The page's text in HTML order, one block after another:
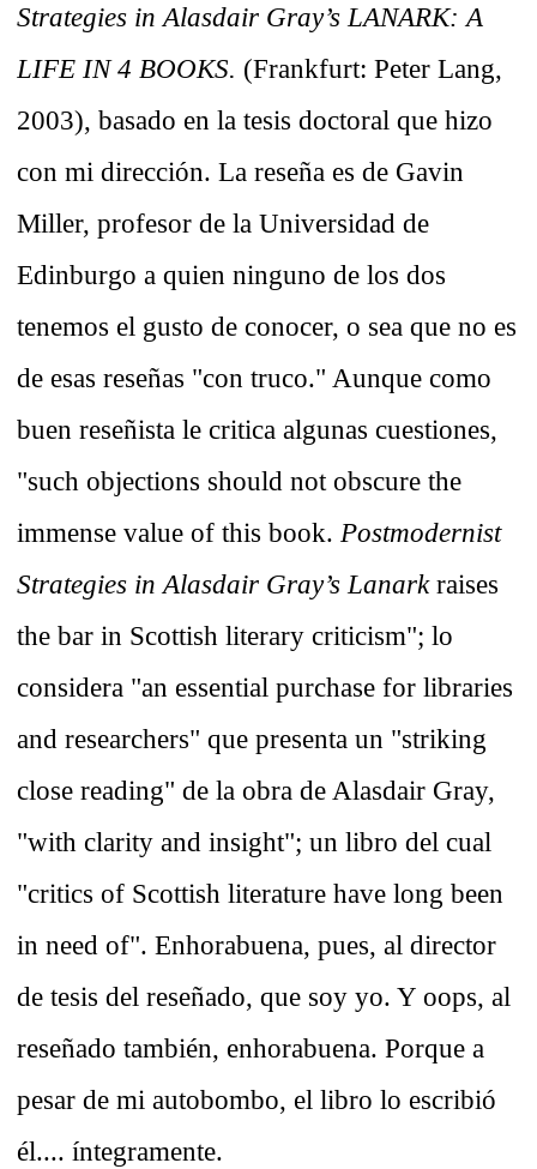
Strategies in Alasdair Gray’s LANARK: A
LIFE IN 4 BOOKS. (Frankfurt: Peter Lang,
2003), basado en la tesis doctoral que hizo
con mi dirección. La reseña es de Gavin
Miller, profesor de la Universidad de
Edinburgo a quien ninguno de los dos
tenemos el gusto de conocer, o sea que no es
de esas reseñas "con truco." Aunque como
buen reseñista le critica algunas cuestiones,
"such objections should not obscure the
immense value of this book. Postmodernist
Strategies in Alasdair Gray’s Lanarkraises
the bar in Scottish literary criticism"; lo
considera "an essential purchase for libraries
and researchers" que presenta un "striking
close reading" de la obra de Alasdair Gray,
"with clarity and insight"; un libro del cual
"critics of Scottish literature have long been
in need of". Enhorabuena, pues, al director
de tesis del reseñado, que soy yo. Y oops, al
reseñado también, enhorabuena. Porque a
pesar de mi autobombo, el libro lo escribió
él.... íntegramente.